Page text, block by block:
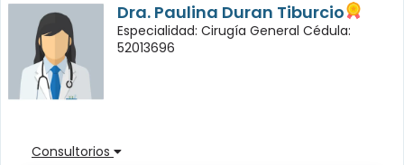
Dra. Paulina Duran Tiburcio
Especialidad: Cirugía General Cédula:
52013696
Consultorios